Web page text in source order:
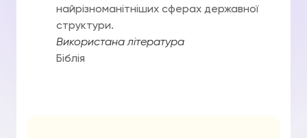
найрізноманітніших сферах державної
структури.
Використана література
Біблія